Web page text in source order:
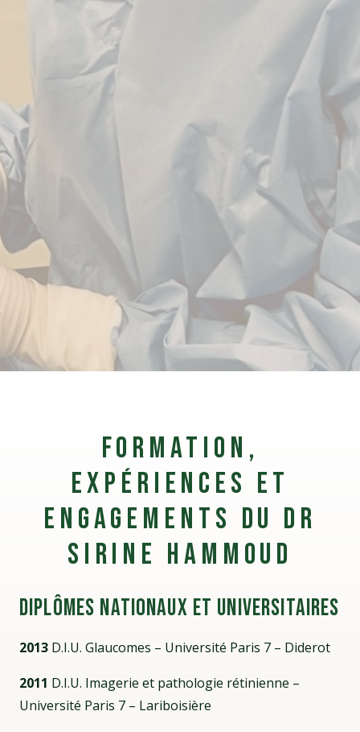
Formation,
expériences et
engagements du Dr
Sirine Hammoud
Diplômes nationaux et universitaires
2013 D.I.U. Glaucomes – Université Paris 7 – Diderot
2011 D.I.U. Imagerie et pathologie rétinienne –
Université Paris 7 – Lariboisière